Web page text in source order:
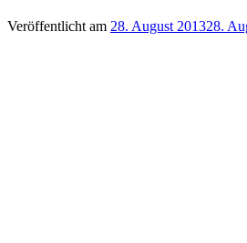
Veröffentlicht am 28. August 201328.